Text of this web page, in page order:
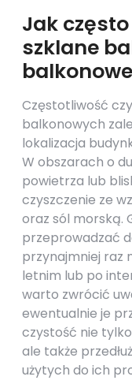
Jak
szklane
Częstotliwość
balkonowych
lokalizacja
W obszarach o
powietrza lub
czyszczenie ze
oraz sól morską.
przeprowadzać
przynajmniej raz
letnim lub po
warto zwrócić
ewentualnie je
czystość nie
ale także
użytych do ich